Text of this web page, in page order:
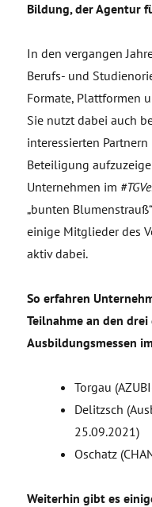
Bildung, der Agentur
In den vergangen
Berufs- und
Formate, Plattformen
Sie nutzt dabei auch
interessierten
Beteiligung
Unternehmen im
„bunten
einige Mitglieder des
aktiv dabei.
So erfahren
Teilnahme an den
Ausbildungsmessen
Torgau
Delitzsch
25.09.2021)
Oschatz
Weiterhin gibt es